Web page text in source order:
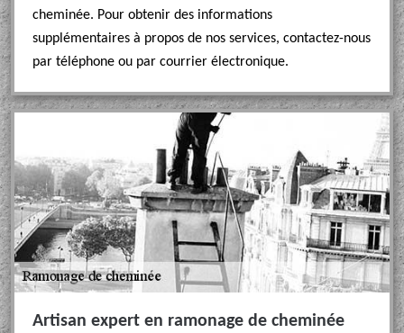
cheminée. Pour obtenir des informations
supplémentaires à propos de nos services, contactez-nous
par téléphone ou par courrier électronique.
Artisan expert en ramonage de cheminée